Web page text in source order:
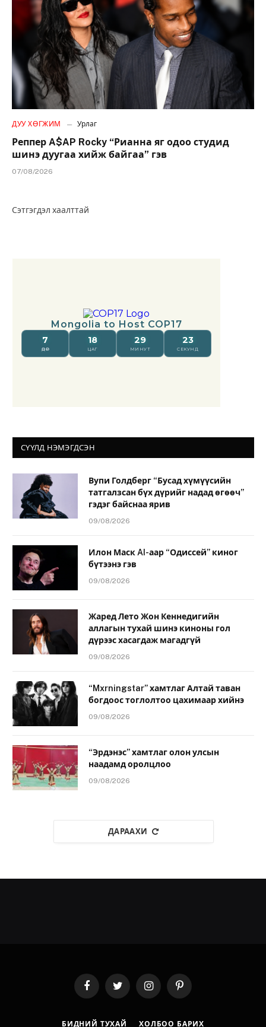
ДУУ ХӨГЖИМ Урлаг
Реппер A$AP Rocky “Рианна яг одоо студид
шинэ дуугаа хийж байгаа” гэв
07/08/2026
Сэтгэгдэл хаалттай
СҮҮЛД НЭМЭГДСЭН
Вупи Голдберг “Бусад хүмүүсийн
татгалзсан бүх дүрийг надад өгөөч”
гэдэг байснаа ярив
09/08/2026
Илон Маск AI-аар “Одиссей” киног
бүтээнэ гэв
09/08/2026
Жаред Лето Жон Кеннедигийн
аллагын тухай шинэ киноны гол
дүрээс хасагдаж магадгүй
09/08/2026
“Mxrningstar” хамтлаг Алтай таван
богдоос тоглолтоо цахимаар хийнэ
09/08/2026
“Эрдэнэс” хамтлаг олон улсын
наадамд оролцлоо
09/08/2026
ДАРААХИ
FacebookTwitter InstagramPinterest
БИДНИЙ ТУХАЙ ХОЛБОО БАРИХ